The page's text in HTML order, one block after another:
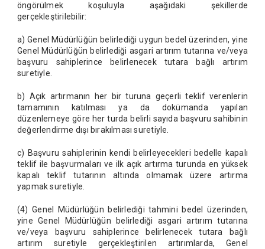
öngörülmek koşuluyla aşağıdaki şekillerde
gerçekleştirilebilir:
a) Genel Müdürlüğün belirlediği uygun bedel üzerinden, yine
Genel Müdürlüğün belirlediği asgari artırım tutarına ve/veya
başvuru sahiplerince belirlenecek tutara bağlı artırım
suretiyle.
b) Açık artırmanın her bir turuna geçerli teklif verenlerin
tamamının katılması ya da dokümanda yapılan
düzenlemeye göre her turda belirli sayıda başvuru sahibinin
değerlendirme dışı bırakılması suretiyle.
c) Başvuru sahiplerinin kendi belirleyecekleri bedelle kapalı
teklif ile başvurmaları ve ilk açık artırma turunda en yüksek
kapalı teklif tutarının altında olmamak üzere artırma
yapmak suretiyle.
(4) Genel Müdürlüğün belirlediği tahmini bedel üzerinden,
yine Genel Müdürlüğün belirlediği asgari artırım tutarına
ve/veya başvuru sahiplerince belirlenecek tutara bağlı
artırım suretiyle gerçekleştirilen artırımlarda, Genel